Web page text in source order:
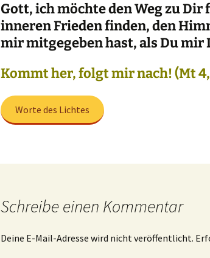
Gott, ich möchte den Weg zu
inneren Frieden finden, den
mir mitgegeben hast, als Du mir
Kommt her, folgt mir nach!(Mt
Worte des Lichtes
Schreibe einen Kommentar
Deine E-Mail-Adresse wird nicht veröffentlicht.